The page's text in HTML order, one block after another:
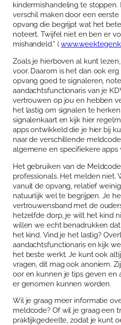
kindermishandeling te stoppen.
verschil maken door een
opvang die begrijpt wat het
noteert. Twijfel niet en ben er
mishandeld.” (
Zoals je hierboven al kunt
voor. Daarom is het dan ook
opvang goed te signaleren,
aandachtsfunctionaris van je
vertrouwen op jou en hebben
het lastig om signalen te
signalenkaart en kijk hier
apps ontwikkeld die je hier bij
naar de verschillende
algemene en specifiekere
Het gebruiken van de
professionals. Het melden niet.
vanuit de opvang, relatief
natuurlijk wel te begrijpen. Je
vertrouwensband met de
hetzelfde dorp, je wilt het kind
willen we echt benadrukken
het kind. Vind je het lastig?
aandachtsfunctionaris en kijk
het beste werkt. Je kunt ook
vragen, dit mag ook anoniem.
oor en kunnen je tips geven en
er genomen kunnen worden.
Wil je graag meer informatie
meldcode? Of wil je graag een
praktijkgedeelte, zodat je kunt